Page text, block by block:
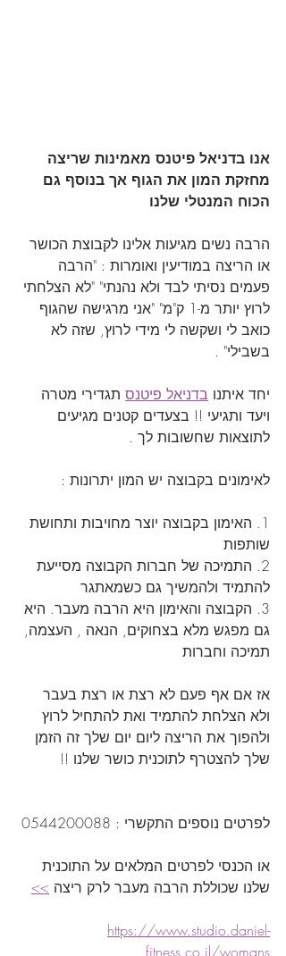
אנו בדניאל פיטנס מאמינות שריצה
מחזקת המון את הגוף אך בנוסף גם
הכוח המנטלי שלנו
הרבה נשים מגיעות אלינו לקבוצת הכושר
או הריצה במודיעין ואומרות : "הרבה
פעמים נסיתי לבד ולא נהנתי" "לא הצלחתי
לרוץ יותר מ-1 ק"מ" "אני מרגישה שהגוף
כואב לי ושקשה לי מידי לרוץ, שזה לא
בשבילי" .
יחד איתנו בדניאל פיטנס תגדירי מטרה
ויעד ותגיעי !! בצעדים קטנים מגיעים
לתוצאות שחשובות לך .
לאימונים בקבוצה יש המון יתרונות :
1. האימון בקבוצה יוצר מחויבות ותחושת
שותפות
2. התמיכה של חברות הקבוצה מסייעת
להתמיד ולהמשיך גם כשמאתגר
3. הקבוצה והאימון היא הרבה מעבר. היא
גם מפגש מלא בצחוקים, הנאה , העצמה,
תמיכה וחברות
אז אם אף פעם לא רצת או רצת בעבר
ולא הצלחת להתמיד ואת להתחיל לרוץ
ולהפוך את הריצה ליום יום שלך זה הזמן
שלך להצטרף לתוכנית כושר שלנו !!
לפרטים נוספים התקשרי : 0544200088
או הכנסי לפרטים המלאים על התוכנית
שלנו שכוללת הרבה מעבר לרק ריצה >>
https://www.studio.daniel-
fitness.co.il/womans